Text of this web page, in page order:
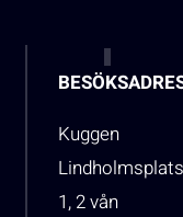
Kuggen
1, 2 vån